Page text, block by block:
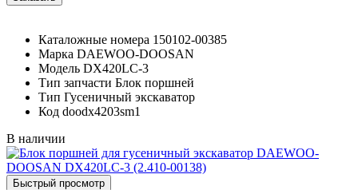
Каталожные номера 150102-00385
Марка DAEWOO-DOOSAN
Модель DX420LC-3
Тип запчасти Блок поршней
Тип Гусеничный экскаватор
Код doodx4203sm1
В наличии